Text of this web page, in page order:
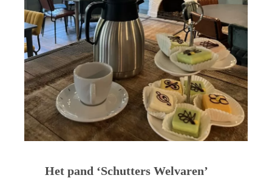
Het pand ‘Schutters Welvaren’